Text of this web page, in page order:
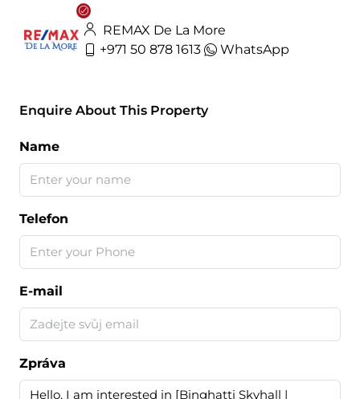
REMAX De La More
+971 50 878 1613
WhatsApp
Enquire About This Property
Name
Telefon
E-mail
Zpráva